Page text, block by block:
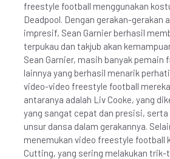
freestyle football menggunakan
Deadpool. Dengan gerakan-gerakan
impresif, Sean Garnier berhasil
terpukau dan takjub akan
Sean Garnier, masih banyak pemain
lainnya yang berhasil menarik
video-video freestyle football
antaranya adalah Liv Cooke, yang
yang sangat cepat dan presisi,
unsur dansa dalam gerakannya.
menemukan video freestyle football
Cutting, yang sering melakukan